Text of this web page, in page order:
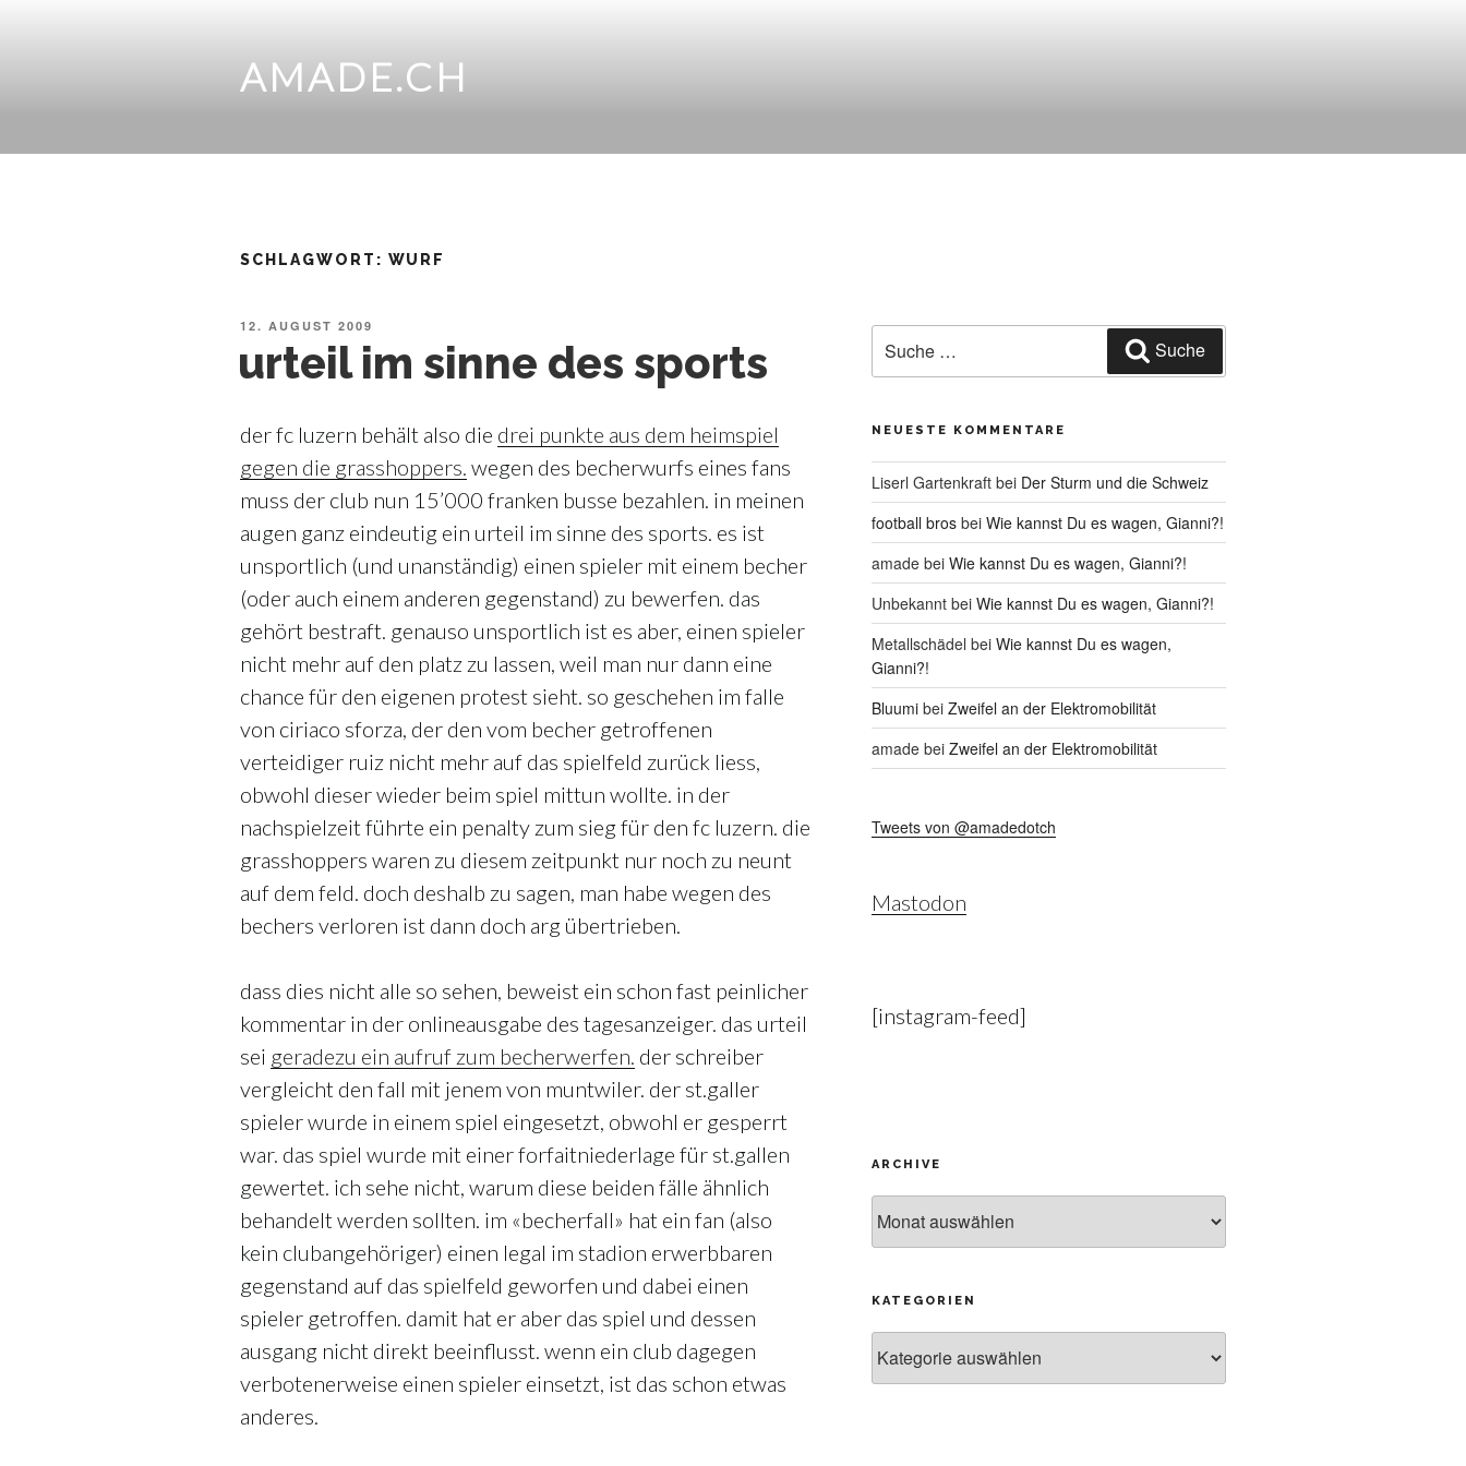
AMADE.CH
SCHLAGWORT: WURF
VERÖFFENTLICHT
12. AUGUST 2009
urteil im sinne des sports
der fc luzern behält also die drei punkte aus dem heimspiel
gegen die grasshoppers. wegen des becherwurfs eines fans
muss der club nun 15’000 franken busse bezahlen. in meinen
augen ganz eindeutig ein urteil im sinne des sports. es ist
unsportlich (und unanständig) einen spieler mit einem becher
(oder auch einem anderen gegenstand) zu bewerfen. das
gehört bestraft. genauso unsportlich ist es aber, einen spieler
nicht mehr auf den platz zu lassen, weil man nur dann eine
chance für den eigenen protest sieht. so geschehen im falle
von ciriaco sforza, der den vom becher getroffenen
verteidiger ruiz nicht mehr auf das spielfeld zurück liess,
obwohl dieser wieder beim spiel mittun wollte. in der
nachspielzeit führte ein penalty zum sieg für den fc luzern. die
grasshoppers waren zu diesem zeitpunkt nur noch zu neunt
auf dem feld. doch deshalb zu sagen, man habe wegen des
bechers verloren ist dann doch arg übertrieben.
dass dies nicht alle so sehen, beweist ein schon fast peinlicher
kommentar in der onlineausgabe des tagesanzeiger. das urteil
sei geradezu ein aufruf zum becherwerfen. der schreiber
vergleicht den fall mit jenem von muntwiler. der st.galler
spieler wurde in einem spiel eingesetzt, obwohl er gesperrt
war. das spiel wurde mit einer forfaitniederlage für st.gallen
gewertet. ich sehe nicht, warum diese beiden fälle ähnlich
behandelt werden sollten. im «becherfall» hat ein fan (also
kein clubangehöriger) einen legal im stadion erwerbbaren
gegenstand auf das spielfeld geworfen und dabei einen
spieler getroffen. damit hat er aber das spiel und dessen
ausgang nicht direkt beeinflusst. wenn ein club dagegen
verbotenerweise einen spieler einsetzt, ist das schon etwas
anderes.
nach:
Suche
NEUESTE KOMMENTARE
Liserl Gartenkraftbei Der Sturm und die Schweiz
football brosbei Wie kannst Du es wagen, Gianni?!
amadebei Wie kannst Du es wagen, Gianni?!
Unbekanntbei Wie kannst Du es wagen, Gianni?!
Metallschädel bei Wie kannst Du es wagen,
Gianni?!
Bluumibei Zweifel an der Elektromobilität
amadebei Zweifel an der Elektromobilität
Tweets von @amadedotch
Mastodon
[instagram-feed]
ARCHIVE
KATEGORIEN